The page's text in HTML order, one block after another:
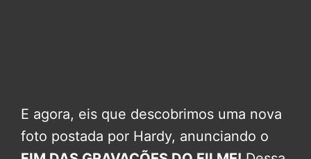
E agora, eis que descobrimos uma nova
foto postada por Hardy, anunciando o